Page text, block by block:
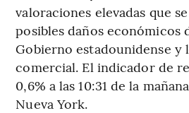
valoraciones elevadas que
posibles daños económicos
Gobierno estadounidense y
comercial. El indicador de
0,6% a las 10:31 de la
Nueva York.